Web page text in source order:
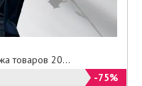
товаров 20...
-75%